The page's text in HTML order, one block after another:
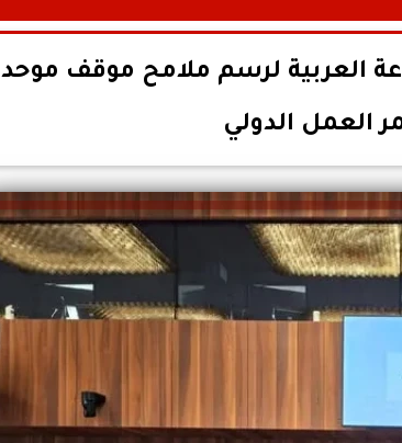
العربية لرسم ملامح موقف موحد
العمل الدولي